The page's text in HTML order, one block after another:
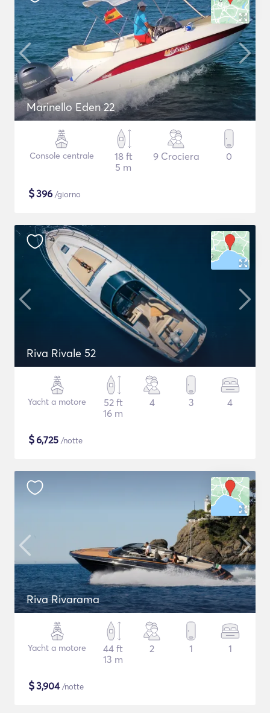
Marinello Eden 22
Console centrale
18 ft
5 m
9 Crociera 0
$396 /giorno
Riva Rivale 52
Yacht a motore
52 ft
16 m
4 3 4
$6,725 /notte
Riva Rivarama
Yacht a motore
44 ft
13 m
2 1 1
$3,904/notte